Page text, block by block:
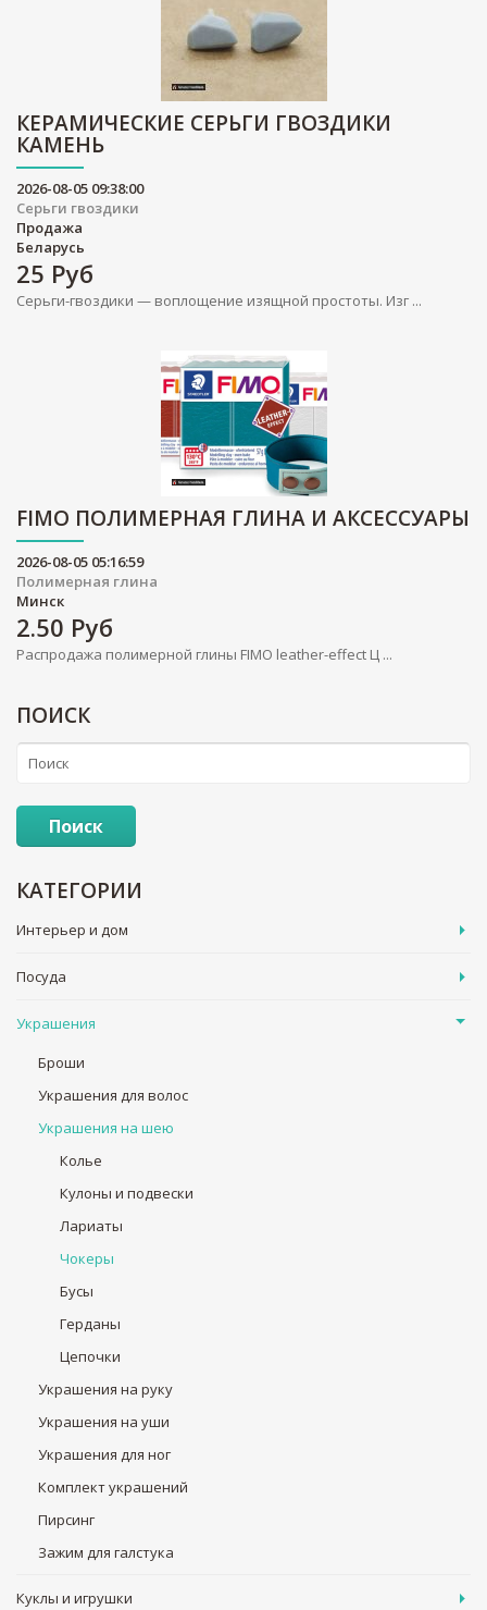
КЕРАМИЧЕСКИЕ СЕРЬГИ ГВОЗДИКИ
КАМЕНЬ
2026-08-05 09:38:00
Серьги гвоздики
Продажа
Беларусь
25 Руб
Серьги-гвоздики — воплощение изящной простоты. Изг ...
FIMO ПОЛИМЕРНАЯ ГЛИНА И АКСЕССУАРЫ
2026-08-05 05:16:59
Полимерная глина
Минск
2.50 Руб
Распродажа полимерной глины FIMO leather-effect Ц ...
ПОИСК
Поиск
КАТЕГОРИИ
Интерьер и дом
Посуда
Украшения
Броши
Украшения для волос
Украшения на шею
Колье
Кулоны и подвески
Лариаты
Чокеры
Бусы
Герданы
Цепочки
Украшения на руку
Украшения на уши
Украшения для ног
Комплект украшений
Пирсинг
Зажим для галстука
Куклы и игрушки